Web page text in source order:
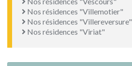
Nos résidences "Villemotier"
Nos résidences "Villereversure"
Nos résidences "Viriat"